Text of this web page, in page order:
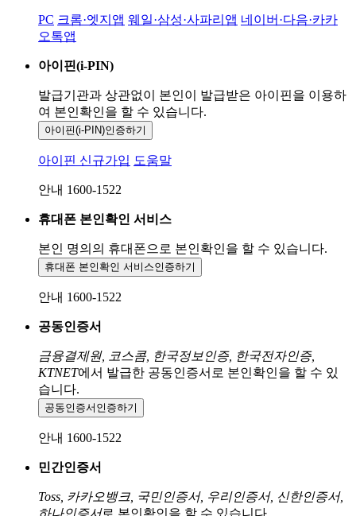
PC 크롬·엣지앱 웨일·삼성·사파리앱 네이버·다음·카카
오톡앱
아이핀(i-PIN)
발급기관과 상관없이 본인이 발급받은 아이핀을 이용하
여 본인확인을 할 수 있습니다.
아이핀(i-PIN)인증하기
아이핀 신규가입 도움말
안내 1600-1522
휴대폰 본인확인 서비스
본인 명의의 휴대폰으로 본인확인을 할 수 있습니다.
휴대폰 본인확인 서비스인증하기
안내 1600-1522
공동인증서
금융결제원, 코스콤, 한국정보인증, 한국전자인증,
KTNET에서 발급한 공동인증서로 본인확인을 할 수 있
습니다.
공동인증서 인증하기
안내 1600-1522
민간인증서
Toss, 카카오뱅크, 국민인증서, 우리인증서, 신한인증서,